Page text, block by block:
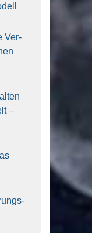
Ver­
–